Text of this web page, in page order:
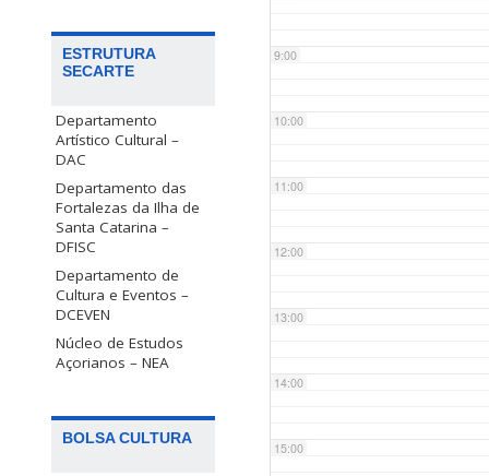
ESTRUTURA
SECARTE
Departamento
Artístico Cultural –
DAC
Departamento das
Fortalezas da Ilha de
Santa Catarina –
DFISC
Departamento de
Cultura e Eventos –
DCEVEN
Núcleo de Estudos
Açorianos – NEA
BOLSA CULTURA
9:00
10:00
11:00
12:00
13:00
14:00
15:00